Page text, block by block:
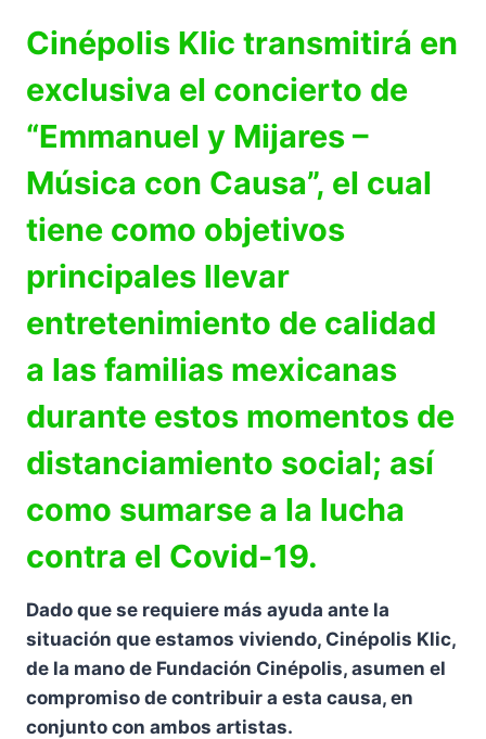
Cinépolis Klic transmitirá en
exclusiva el concierto de
“Emmanuel y Mijares –
Música con Causa”, el cual
tiene como objetivos
principales llevar
entretenimiento de calidad
a las familias mexicanas
durante estos momentos de
distanciamiento social; así
como sumarse a la lucha
contra el Covid-19.
Dado que se requiere más ayuda ante la
situación que estamos viviendo, Cinépolis Klic,
de la mano de Fundación Cinépolis, asumen el
compromiso de contribuir a esta causa, en
conjunto con ambos artistas.